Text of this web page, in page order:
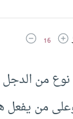
زيادة حجم الخط
16 تقليل حجم
من الدجل
من يفعل